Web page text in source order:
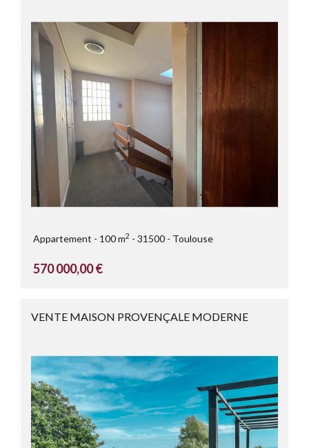
Appartement 100 m2 31500 Toulouse
570 000,00 €
VENTE MAISON PROVENÇALE MODERNE